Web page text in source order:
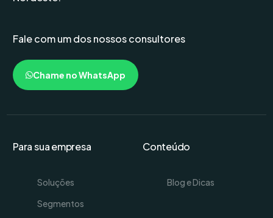
Fale com um dos nossos consultores
Chame no WhatsApp
Para sua empresa
Soluções
Segmentos
Conteúdo
Blog e Dicas